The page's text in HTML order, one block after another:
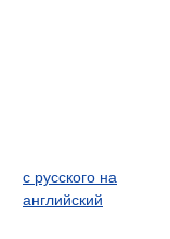
с русского на
английский